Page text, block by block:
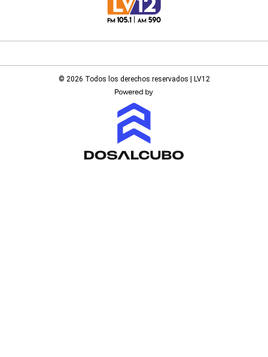
© 2026 Todos los derechos reservados | LV12